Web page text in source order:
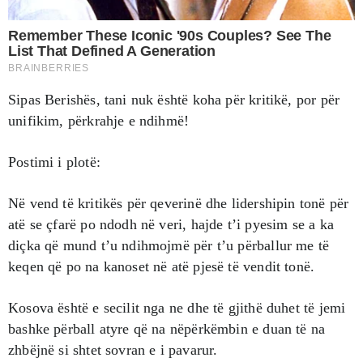
Sipas Berishës, tani nuk është koha për kritikë, por për
unifikim, përkrahje e ndihmë!
Postimi i plotë:
Në vend të kritikës për qeverinë dhe lidershipin tonë për
atë se çfarë po ndodh në veri, hajde t’i pyesim se a ka
diçka që mund t’u ndihmojmë për t’u përballur me të
keqen që po na kanoset në atë pjesë të vendit tonë.
Kosova është e secilit nga ne dhe të gjithë duhet të jemi
bashke përball atyre që na nëpërkëmbin e duan të na
zhbëjnë si shtet sovran e i pavarur.